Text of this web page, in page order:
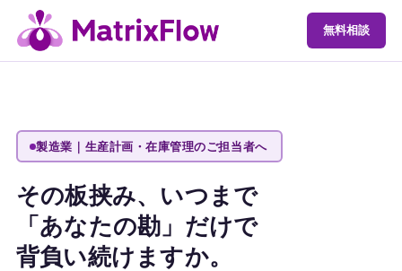
無料相談
製造業｜生産計画・在庫管理のご担当者へ
その板挟み、いつまで
「あなたの勘」だけで
背負い続けますか。